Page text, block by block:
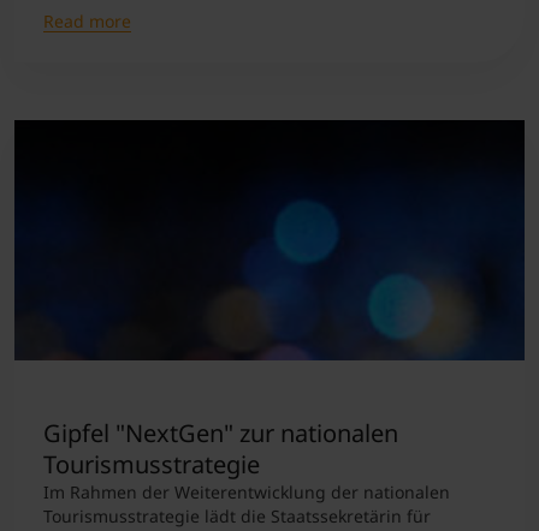
Read more
Gipfel "NextGen" zur nationalen
Tourismusstrategie
Im Rahmen der Weiterentwicklung der nationalen
Tourismusstrategie lädt die Staatssekretärin für